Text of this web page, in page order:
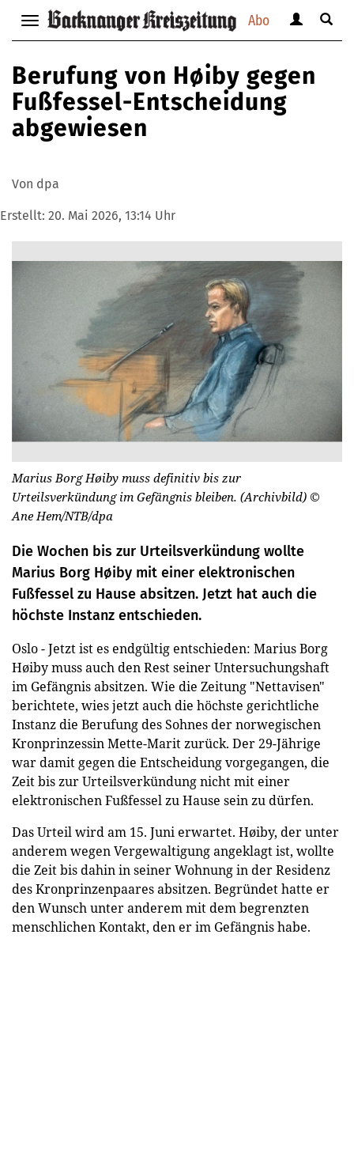
Abo
Navigation
anzeigen
verbergen
anzeigen
verbergen
Suche
Berufung von Høiby gegen
Fußfessel-Entscheidung
abgewiesen
Von dpa
Erstellt: 20. Mai 2026, 13:14 Uhr
Marius Borg Høiby muss definitiv bis zur
Urteilsverkündung im Gefängnis bleiben. (Archivbild) ©
Ane Hem/NTB/dpa
Die Wochen bis zur Urteilsverkündung wollte
Marius Borg Høiby mit einer elektronischen
Fußfessel zu Hause absitzen. Jetzt hat auch die
höchste Instanz entschieden.
Oslo - Jetzt ist es endgültig entschieden: Marius Borg
Høiby muss auch den Rest seiner Untersuchungshaft
im Gefängnis absitzen. Wie die Zeitung "Nettavisen"
berichtete, wies jetzt auch die höchste gerichtliche
Instanz die Berufung des Sohnes der norwegischen
Kronprinzessin Mette-Marit zurück. Der 29-Jährige
war damit gegen die Entscheidung vorgegangen, die
Zeit bis zur Urteilsverkündung nicht mit einer
elektronischen Fußfessel zu Hause sein zu dürfen.
Das Urteil wird am 15. Juni erwartet. Høiby, der unter
anderem wegen Vergewaltigung angeklagt ist, wollte
die Zeit bis dahin in seiner Wohnung in der Residenz
des Kronprinzenpaares absitzen. Begründet hatte er
den Wunsch unter anderem mit dem begrenzten
menschlichen Kontakt, den er im Gefängnis habe.